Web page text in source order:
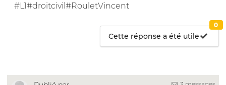
#L1#droitcivil#RouletVincent
Cette réponse a été utile
0